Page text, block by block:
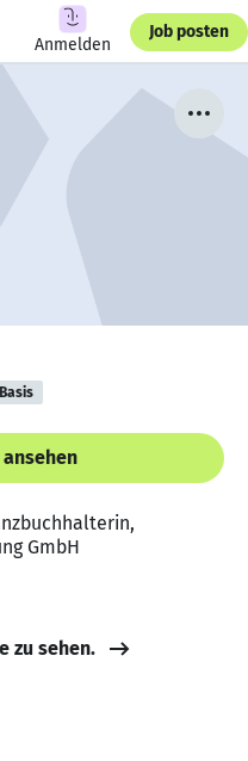
Anmelden
Job posten
Basis
GmbH
zu sehen.